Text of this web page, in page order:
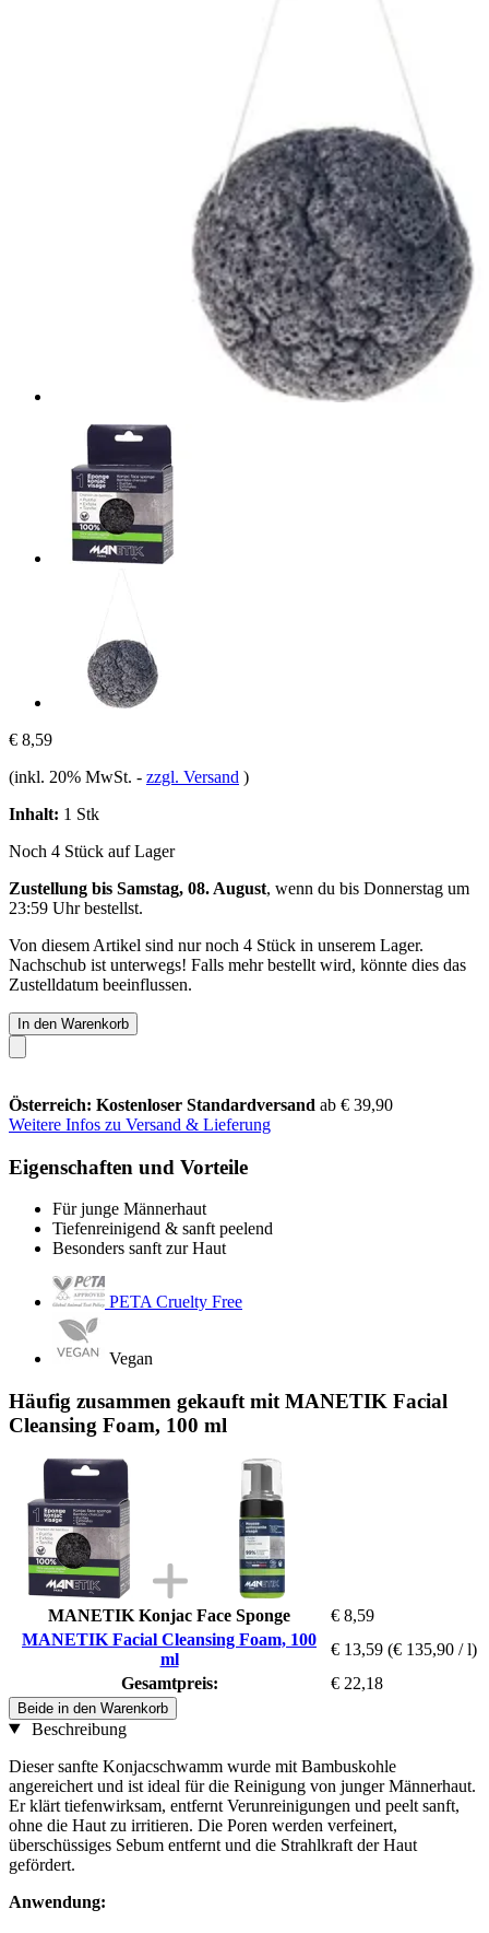
€ 8,59
(inkl. 20% MwSt. - zzgl. Versand )
Inhalt: 1 Stk
Noch 4 Stück auf Lager
Zustellung bis Samstag, 08. August, wenn du bis Donnerstag um
23:59 Uhrbestellst.
Von diesem Artikel sind nur noch 4 Stück in unserem Lager.
Nachschub ist unterwegs! Falls mehr bestellt wird, könnte dies das
Zustelldatum beeinflussen.
In den Warenkorb
Österreich: Kostenloser Standardversand ab € 39,90
Weitere Infos zu Versand & Lieferung
Eigenschaften und Vorteile
Für junge Männerhaut
Tiefenreinigend & sanft peelend
Besonders sanft zur Haut
PETA Cruelty Free
Vegan
Häufig zusammen gekauft mit MANETIK Facial
Cleansing Foam, 100 ml
MANETIK Konjac Face Sponge
€ 8,59
MANETIK Facial Cleansing Foam, 100
ml
€ 13,59 (€ 135,90 / l)
Gesamtpreis:
€ 22,18
Beide in den Warenkorb
Beschreibung
Dieser sanfte Konjacschwamm wurde mit Bambuskohle
angereichert und ist ideal für die Reinigung von junger Männerhaut.
Er klärt tiefenwirksam, entfernt Verunreinigungen und peelt sanft,
ohne die Haut zu irritieren. Die Poren werden verfeinert,
überschüssiges Sebum entfernt und die Strahlkraft der Haut
gefördert.
Anwendung: